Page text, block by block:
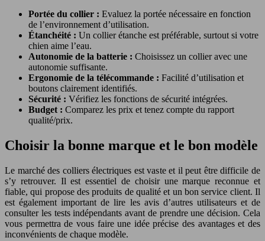
Portée du collier : Evaluez la portée nécessaire en fonction
de l’environnement d’utilisation.
Étanchéité : Un collier étanche est préférable, surtout si votre
chien aime l’eau.
Autonomie de la batterie : Choisissez un collier avec une
autonomie suffisante.
Ergonomie de la télécommande : Facilité d’utilisation et
boutons clairement identifiés.
Sécurité : Vérifiez les fonctions de sécurité intégrées.
Budget : Comparez les prix et tenez compte du rapport
qualité/prix.
Choisir la bonne marque et le bon modèle
Le marché des colliers électriques est vaste et il peut être difficile de
s’y retrouver. Il est essentiel de choisir une marque reconnue et
fiable, qui propose des produits de qualité et un bon service client. Il
est également important de lire les avis d’autres utilisateurs et de
consulter les tests indépendants avant de prendre une décision. Cela
vous permettra de vous faire une idée précise des avantages et des
inconvénients de chaque modèle.